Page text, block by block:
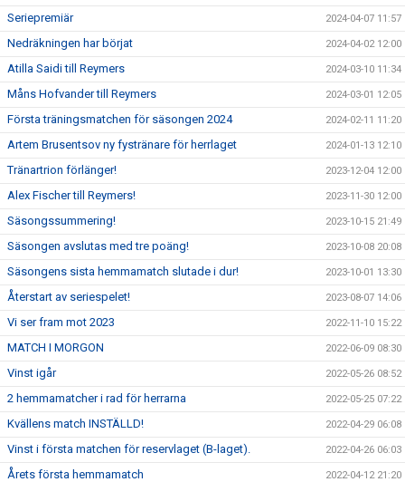
Seriepremiär 2024-04-07 11:57
Nedräkningen har börjat 2024-04-02 12:00
Atilla Saidi till Reymers 2024-03-10 11:34
Måns Hofvander till Reymers 2024-03-01 12:05
Första träningsmatchen för säsongen 2024 2024-02-11 11:20
Artem Brusentsov ny fystränare för herrlaget 2024-01-13 12:10
Tränartrion förlänger! 2023-12-04 12:00
Alex Fischer till Reymers! 2023-11-30 12:00
Säsongssummering! 2023-10-15 21:49
Säsongen avslutas med tre poäng! 2023-10-08 20:08
Säsongens sista hemmamatch slutade i dur! 2023-10-01 13:30
Återstart av seriespelet! 2023-08-07 14:06
Vi ser fram mot 2023 2022-11-10 15:22
MATCH I MORGON 2022-06-09 08:30
Vinst igår 2022-05-26 08:52
2 hemmamatcher i rad för herrarna 2022-05-25 07:22
Kvällens match INSTÄLLD! 2022-04-29 06:08
Vinst i första matchen för reservlaget (B-laget). 2022-04-26 06:03
Årets första hemmamatch 2022-04-12 21:20